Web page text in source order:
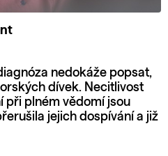
nedokáže popsat,
dívek. Necitlivost
při plném vědomí jsou
jejich dospívání a již